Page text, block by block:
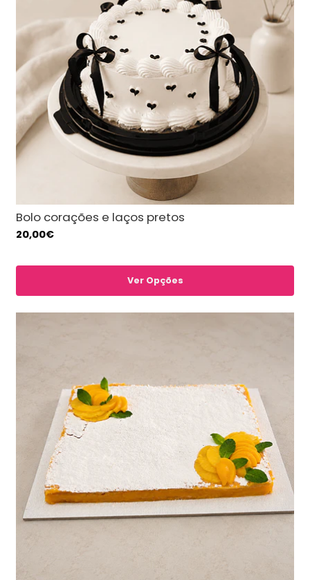
Bolo corações e laços pretos
20,00€
Ver Opções